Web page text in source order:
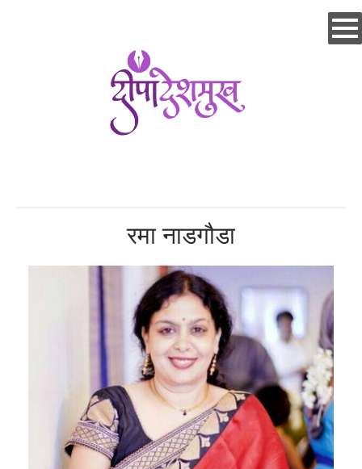
रमा नाडगौडा